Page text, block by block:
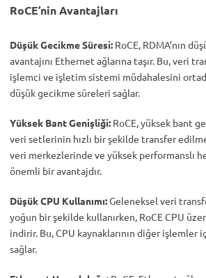
RoCE’nin Avantajları
Düşük Gecikme Süresi: RoCE, RDMA’nın
avantajını Ethernet ağlarına taşır. Bu, veri
işlemci ve işletim sistemi müdahalesini
düşük gecikme süreleri sağlar.
Yüksek Bant Genişliği: RoCE, yüksek bant
veri setlerinin hızlı bir şekilde transfer
veri merkezlerinde ve yüksek performanslı
önemli bir avantajdır.
Düşük CPU Kullanımı:Geleneksel veri
yoğun bir şekilde kullanırken, RoCE CPU
indirir. Bu, CPU kaynaklarının diğer işlemler
sağlar.